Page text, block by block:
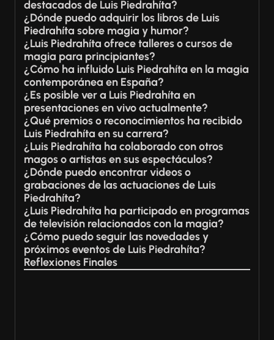
destacados de Luis Piedrahíta?
¿Dónde puedo adquirir los libros de Luis
Piedrahíta sobre magia y humor?
¿Luis Piedrahíta ofrece talleres o cursos de
magia para principiantes?
¿Cómo ha influido Luis Piedrahíta en la magia
contemporánea en España?
¿Es posible ver a Luis Piedrahíta en
presentaciones en vivo actualmente?
¿Qué premios o reconocimientos ha recibido
Luis Piedrahíta en su carrera?
¿Luis Piedrahíta ha colaborado con otros
magos o artistas en sus espectáculos?
¿Dónde puedo encontrar videos o
grabaciones de las actuaciones de Luis
Piedrahíta?
¿Luis Piedrahíta ha participado en programas
de televisión relacionados con la magia?
¿Cómo puedo seguir las novedades y
próximos eventos de Luis Piedrahíta?
Reflexiones Finales